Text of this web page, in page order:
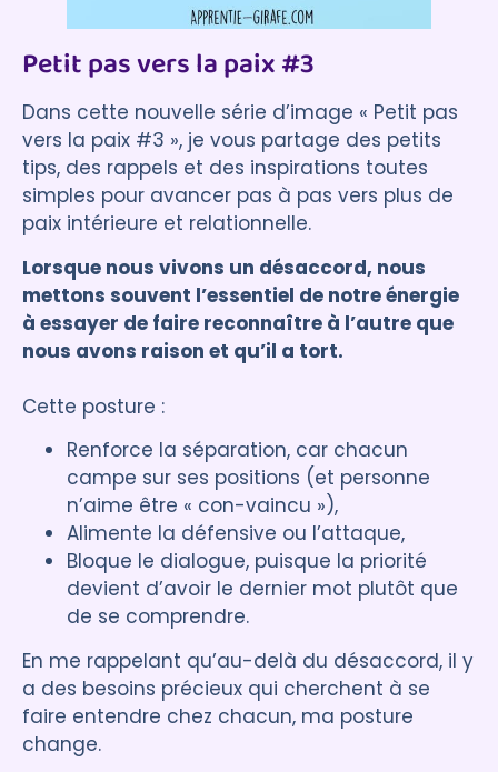
Petit pas vers la paix #3
Dans cette nouvelle série d’image « Petit pas
vers la paix #3 », je vous partage des petits
tips, des rappels et des inspirations toutes
simples pour avancer pas à pas vers plus de
paix intérieure et relationnelle.
Lorsque nous vivons un désaccord, nous
mettons souvent l’essentiel de notre énergie
à essayer de faire reconnaître à l’autre que
nous avons raison et qu’il a tort.
Cette posture :
Renforce la séparation, car chacun
campe sur ses positions (et personne
n’aime être « con-vaincu »),
Alimente la défensive ou l’attaque,
Bloque le dialogue, puisque la priorité
devient d’avoir le dernier mot plutôt que
de se comprendre.
En me rappelant qu’au-delà du désaccord, il y
a des besoins précieux qui cherchent à se
faire entendre chez chacun, ma posture
change.